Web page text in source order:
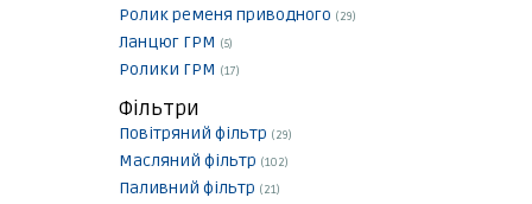
Ролик ременя приводного (29)
Ланцюг ГРМ (5)
Ролики ГРМ (17)
Фільтри
Повітряний фільтр (29)
Масляний фільтр (102)
Паливний фільтр (21)